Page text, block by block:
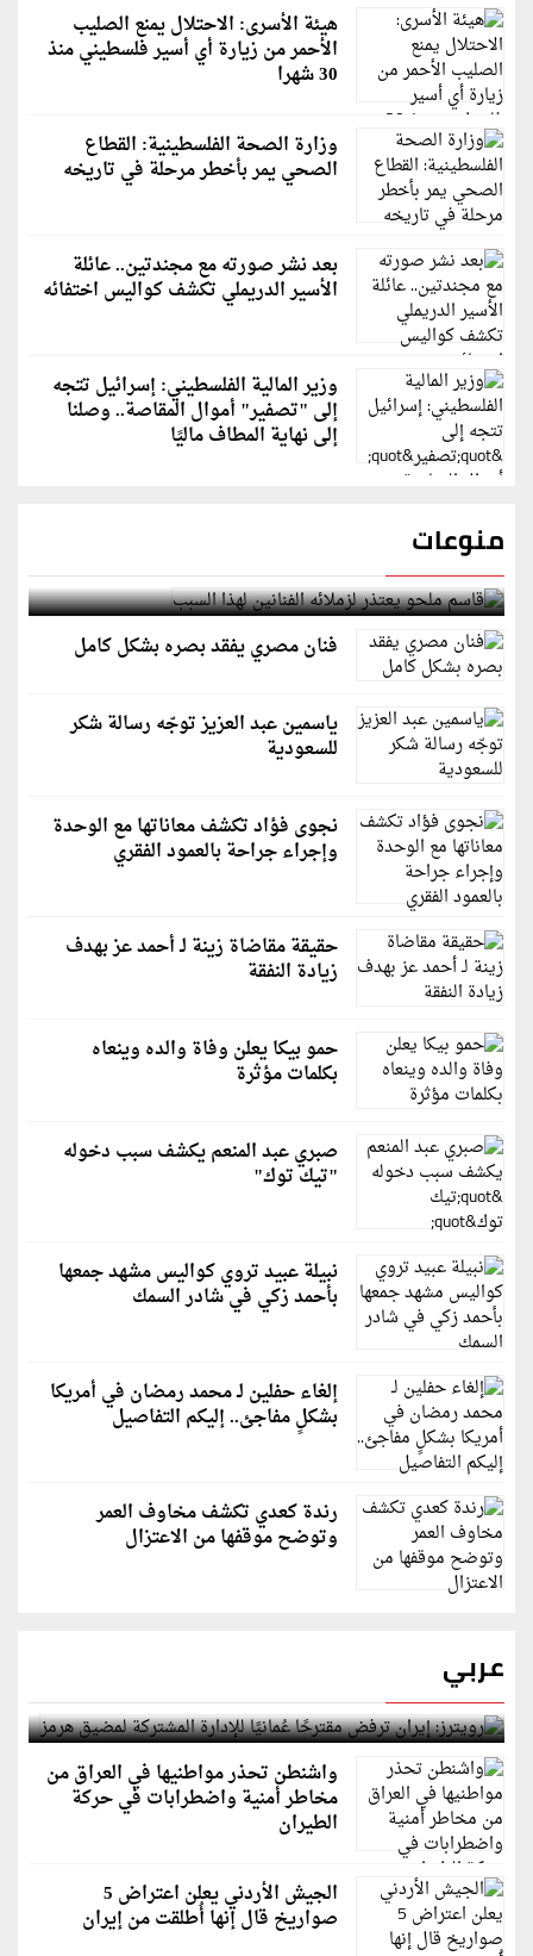
هيئة الأسرى: الاحتلال يمنع الصليب
الأحمر من زيارة أي أسير فلسطيني منذ
30 شهرا
وزارة الصحة الفلسطينية: القطاع
الصحي يمر بأخطر مرحلة في تاريخه
بعد نشر صورته مع مجندتين.. عائلة
الأسير الدريملي تكشف كواليس اختفائه
وزير المالية الفلسطيني: إسرائيل تتجه
إلى "تصفير" أموال المقاصة.. وصلنا
إلى نهاية المطاف ماليًا
منوعات
قاسم ملحو يعتذر لزملائه الفنانين لهذا السبب
فنان مصري يفقد بصره بشكل كامل
ياسمين عبد العزيز توجّه رسالة شكر
للسعودية
نجوى فؤاد تكشف معاناتها مع الوحدة
وإجراء جراحة بالعمود الفقري
حقيقة مقاضاة زينة لـ أحمد عز بهدف
زيادة النفقة
حمو بيكا يعلن وفاة والده وينعاه
بكلمات مؤثرة
صبري عبد المنعم يكشف سبب دخوله
"تيك توك"
نبيلة عبيد تروي كواليس مشهد جمعها
بأحمد زكي في شادر السمك
إلغاء حفلين لـ محمد رمضان في أمريكا
بشكلٍ مفاجئ.. إليكم التفاصيل
رندة كعدي تكشف مخاوف العمر
وتوضح موقفها من الاعتزال
عربي
رويترز: إيران ترفض مقترحًا عُمانيًا للإدارة المشتركة
لمضيق هرمز
واشنطن تحذر مواطنيها في العراق من
مخاطر أمنية واضطرابات في حركة
الطيران
الجيش الأردني يعلن اعتراض 5
صواريخ قال إنها أُطلقت من إيران